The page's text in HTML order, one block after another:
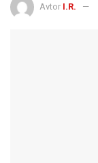
Avtor I.R.